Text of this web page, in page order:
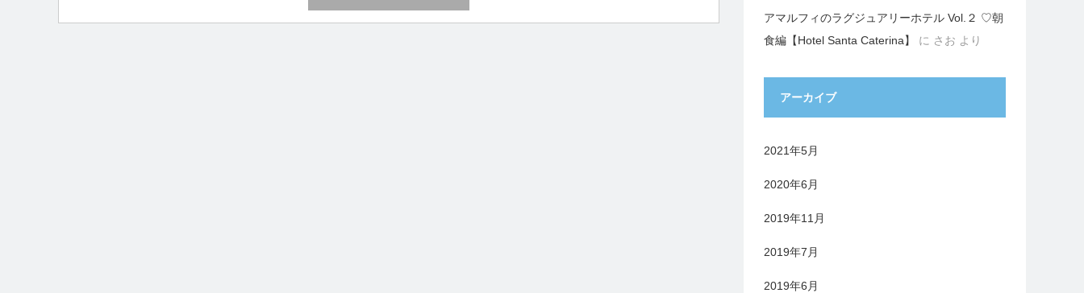
アマルフィのラグジュアリーホテル Vol.２ ♡朝
食編【Hotel Santa Caterina】
に さお より
アーカイブ
2021年5月
2020年6月
2019年11月
2019年7月
2019年6月